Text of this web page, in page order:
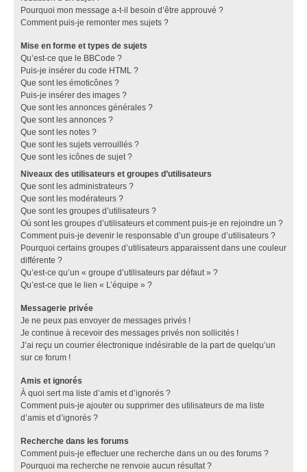
Pourquoi mon message a-t-il besoin d’être approuvé ?
Comment puis-je remonter mes sujets ?
Mise en forme et types de sujets
Qu’est-ce que le BBCode ?
Puis-je insérer du code HTML ?
Que sont les émoticônes ?
Puis-je insérer des images ?
Que sont les annonces générales ?
Que sont les annonces ?
Que sont les notes ?
Que sont les sujets verrouillés ?
Que sont les icônes de sujet ?
Niveaux des utilisateurs et groupes d’utilisateurs
Que sont les administrateurs ?
Que sont les modérateurs ?
Que sont les groupes d’utilisateurs ?
Où sont les groupes d’utilisateurs et comment puis-je en rejoindre un ?
Comment puis-je devenir le responsable d’un groupe d’utilisateurs ?
Pourquoi certains groupes d’utilisateurs apparaissent dans une couleur
différente ?
Qu’est-ce qu’un « groupe d’utilisateurs par défaut » ?
Qu’est-ce que le lien « L’équipe » ?
Messagerie privée
Je ne peux pas envoyer de messages privés !
Je continue à recevoir des messages privés non sollicités !
J’ai reçu un courrier électronique indésirable de la part de quelqu’un
sur ce forum !
Amis et ignorés
À quoi sert ma liste d’amis et d’ignorés ?
Comment puis-je ajouter ou supprimer des utilisateurs de ma liste
d’amis et d’ignorés ?
Recherche dans les forums
Comment puis-je effectuer une recherche dans un ou des forums ?
Pourquoi ma recherche ne renvoie aucun résultat ?